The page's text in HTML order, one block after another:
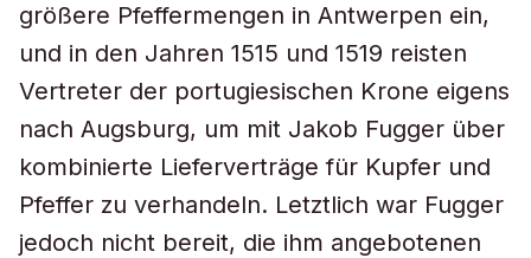
größere Pfeffermengen in Antwerpen ein,
und in den Jahren 1515 und 1519 reisten
Vertreter der portugiesischen Krone eigens
nach Augsburg, um mit Jakob Fugger über
kombinierte Lieferverträge für Kupfer und
Pfeffer zu verhandeln. Letztlich war Fugger
jedoch nicht bereit, die ihm angebotenen